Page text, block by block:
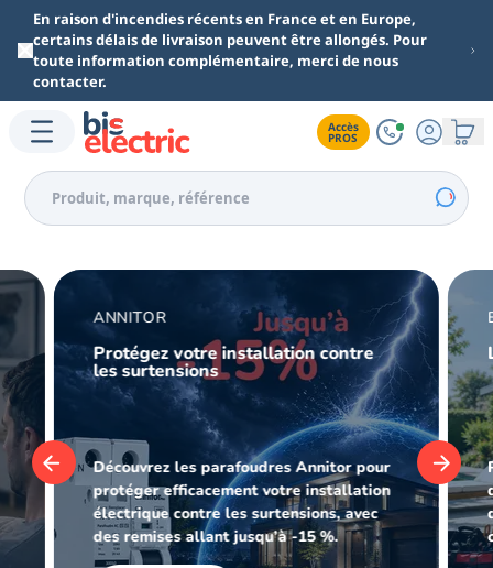
Aller au contenu principal
En raison d'incendies récents en France et en Europe,
certains délais de livraison peuvent être allongés. Pour
toute information complémentaire, merci de nous
contacter.
Accès
PROS
ANNITOR
Protégez votre installation contre
les surtensions
Découvrez les parafoudres Annitor pour
protéger efficacement votre installation
électrique contre les surtensions, avec
des remises allant jusqu’à -15 %.